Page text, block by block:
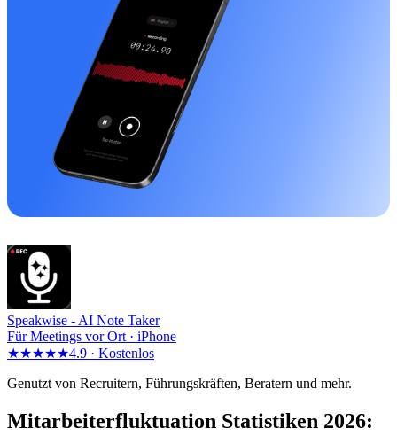
Speakwise - AI Note Taker
Für Meetings vor Ort · iPhone
★★★★★4.9 · Kostenlos
Genutzt von Recruitern, Führungskräften, Beratern und mehr.
Mitarbeiterfluktuation Statistiken 2026: